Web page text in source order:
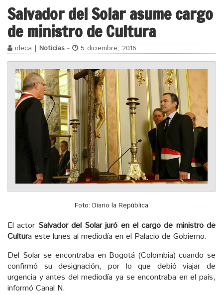
Salvador del Solar asume cargo
de ministro de Cultura
ideca | Noticias - 5 diciembre, 2016
Foto: Diario la República
El actor Salvador del Solar juró en el cargo de ministro de
Cultura este lunes al mediodía en el Palacio de Gobierno.
Del Solar se encontraba en Bogotá (Colombia) cuando se
confirmó su designación, por lo que debió viajar de
urgencia y antes del mediodía ya se encontraba en el país,
informó Canal N.